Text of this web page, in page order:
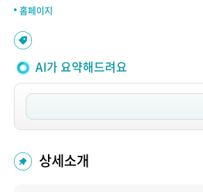
홈페이지
AI가 요약해드려요
상세소개